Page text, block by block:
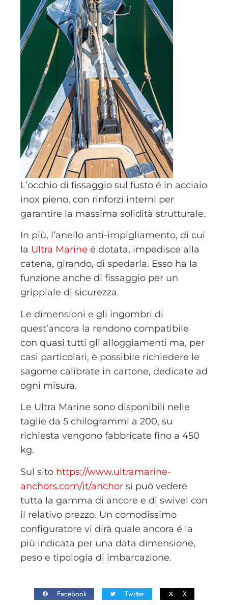
L’occhio di fissaggio sul fusto é in acciaio
inox pieno, con rinforzi interni per
garantire la massima solidità strutturale.
In più, l’anello anti-impigliamento, di cui
la Ultra Marine é dotata, impedisce alla
catena, girando, di spedarla. Esso ha la
funzione anche di fissaggio per un
grippiale di sicurezza.
Le dimensioni e gli ingombri di
quest’ancora la rendono compatibile
con quasi tutti gli alloggiamenti ma, per
casi particolari, è possibile richiedere le
sagome calibrate in cartone, dedicate ad
ogni misura.
Le Ultra Marine sono disponibili nelle
taglie da 5 chilogrammi a 200, su
richiesta vengono fabbricate fino a 450
kg.
Sul sito https://www.ultramarine-
anchors.com/it/anchor si può vedere
tutta la gamma di ancore e di swivel con
il relativo prezzo. Un comodissimo
configuratore vi dirà quale ancora é la
più indicata per una data dimensione,
peso e tipologia di imbarcazione.
Facebook Twitter X